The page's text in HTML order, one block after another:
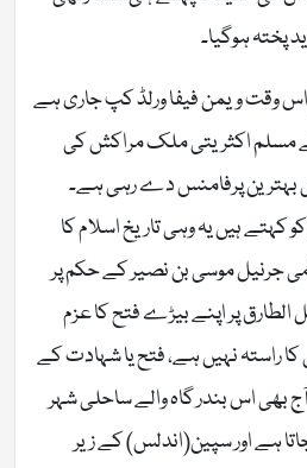
پختہ ہوگیا۔
اس وقت ویمن فیفا ورلڈ کپ جاری ہے
مسلم اکثریتی ملک مراکش کی
بہترین پرفامنس دے رہی ہے۔
کہتے ہیں یہ وہی تاریخ اسلام کا
جرنیل موسی بن نصیر کے حکم پر
الطارق پر اپنے بیڑے فتح کا عزم
راستہ نہیں ہے، فتح یا شہادت کے
بھی اس بندر گاہ والے ساحلی شہر
ہے اور سپین(اندلس) کے زیر